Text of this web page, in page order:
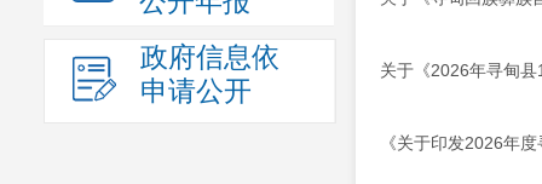
政府信息依
申请公开
关于《2026年寻甸
《关于印发2026年